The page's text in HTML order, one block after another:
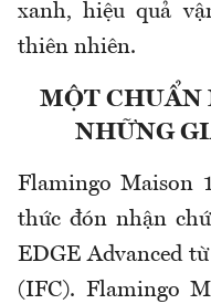
xanh, hiệu quả
thiên nhiên.
MỘT CHUẨN
NHỮNG
Flamingo Maison
thức đón nhận
EDGE Advanced
(IFC). Flamingo